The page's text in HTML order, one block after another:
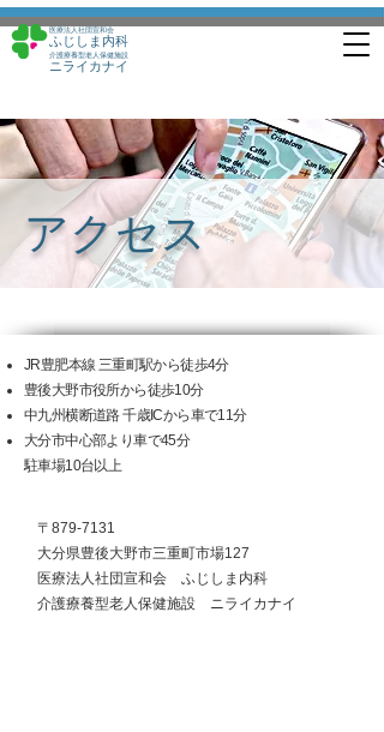
医療法人社団宣和会
ふじしま内科
介護療養型老人保健施設
ニライカナイ
​アクセス
JR豊肥本線 三重町駅から徒歩4分
豊後大野市役所から徒歩10分
中九州横断道路 千歳ICから車で11分
​大分市中心部より車で45分​
駐車場10台以上
〒879-7131
大分県豊後大野市三重町市場127
医療法人社団宣和会 ふじしま内科
​介護療養型老人保健施設 ニライカナイ